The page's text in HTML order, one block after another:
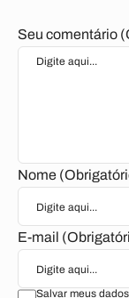
Seu comentário
Nome
E-mail
Salvar meus